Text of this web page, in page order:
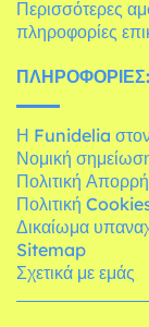
Περισσότερες
πληροφορίες
Η Funidelia
Νομική
Πολιτική
Πολιτική
Δικαίωμα
Sitemap
Σχετικά με εμάς